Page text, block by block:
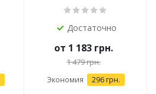
Достаточно
от 1 183 грн.
1 479 грн.
Экономия 296 грн.